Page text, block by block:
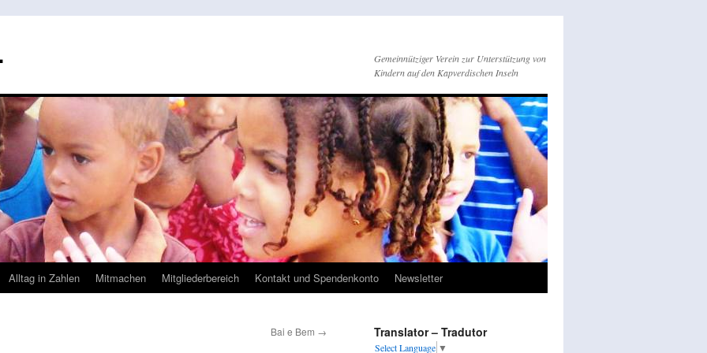
Gemeinnütziger Verein zur Unterstützung von
Kindern auf den Kapverdischen Inseln
Alltag in Zahlen Mitmachen Mitgliederbereich Kontakt und Spendenkonto Newsletter
Bai e Bem → Translator – Tradutor
Select Language ▼